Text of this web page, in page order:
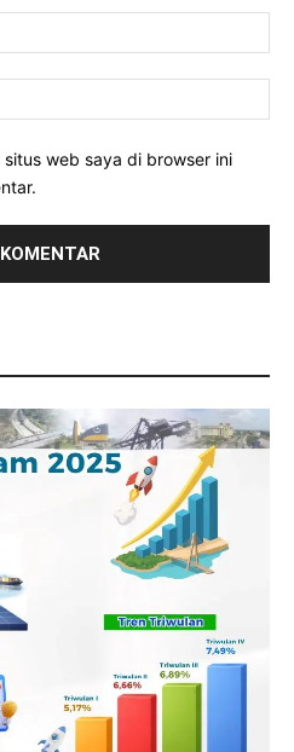
web saya di browser ini